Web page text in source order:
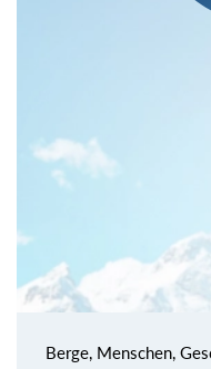
Berge, Menschen,